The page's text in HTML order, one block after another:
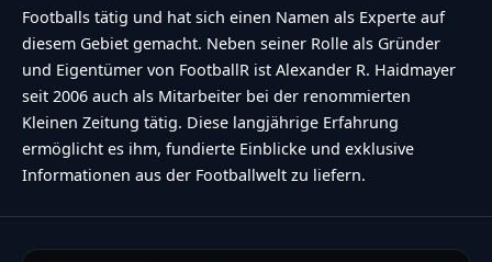
a-more\/nfl\/kenny-pickett-rechtzeitig-spiel-
gegen-raiders-einsatzbereit"}
Footballs tätig und hat sich einen Namen als Experte auf
diesem Gebiet gemacht. Neben seiner Rolle als Gründer
und Eigentümer von FootballR ist Alexander R. Haidmayer
seit 2006 auch als Mitarbeiter bei der renommierten
Kleinen Zeitung tätig. Diese langjährige Erfahrung
ermöglicht es ihm, fundierte Einblicke und exklusive
Informationen aus der Footballwelt zu liefern.